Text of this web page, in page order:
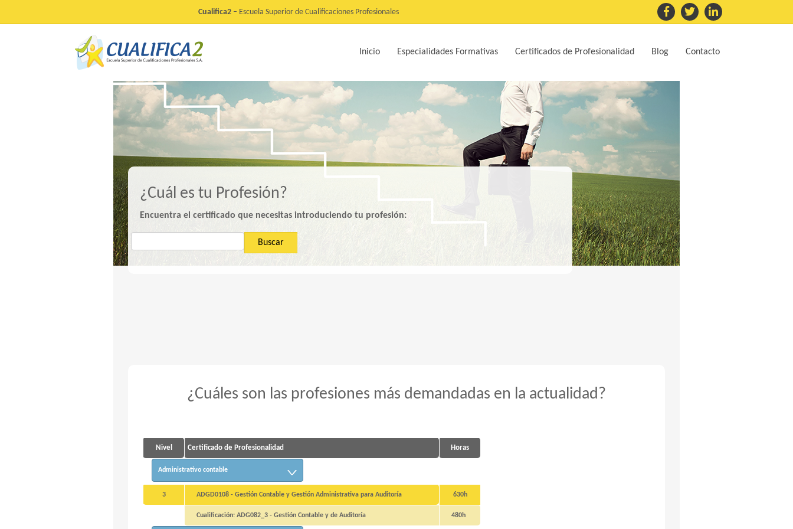
Cualifica2 – Escuela Superior de Cualificaciones Profesionales
Inicio Especialidades Formativas Certificados de Profesionalidad Blog Contacto
¿Cuál es tu Profesión?
Encuentra el certificado que necesitas introduciendo tu profesión:
Buscar
¿Cuáles son las profesiones más demandadas en la actualidad?
Nivel Certificado de Profesionalidad Horas
Administrativo contable
3 ADGD0108 - Gestión Contable y Gestión Administrativa para Auditoría 630h
Cualificación: ADG082_3 - Gestión Contable y de Auditoría 480h